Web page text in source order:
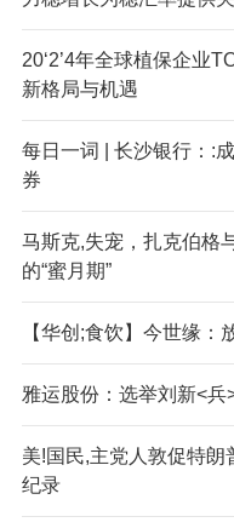
20‘2’4年全球植保企业
新格局与机遇
每日一词 | 长沙银行：:
券
马斯克,失宠，扎克伯格
的“蜜月期”
【华创;食饮】今世缘：
雅运股份：选举刘新<
美!国民,主党人敦促特朗
纪录